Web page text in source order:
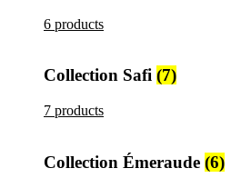
6 products
Collection Safi (7)
7 products
Collection Émeraude (6)